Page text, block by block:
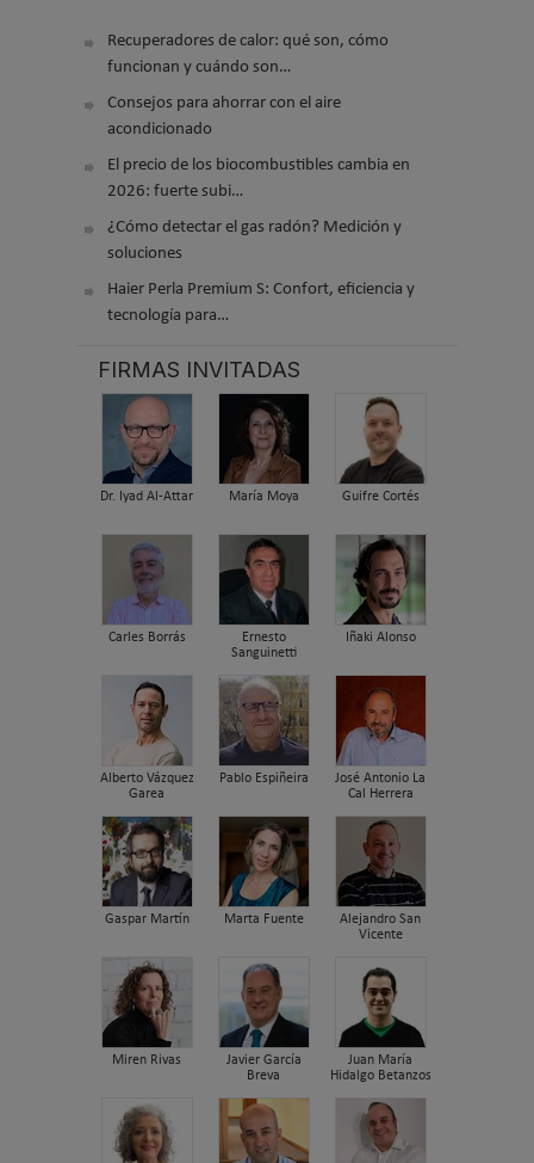
Recuperadores de calor: qué son, cómo
funcionan y cuándo son…
Consejos para ahorrar con el aire
acondicionado
El precio de los biocombustibles cambia en
2026: fuerte subi…
¿Cómo detectar el gas radón? Medición y
soluciones
Haier Perla Premium S: Confort, eficiencia y
tecnología para…
FIRMAS INVITADAS
Dr. Iyad Al-Attar María Moya Guifre Cortés
Carles Borrás
Ernesto
Sanguinetti
Iñaki Alonso
Alberto Vázquez
Garea
Pablo Espiñeira
José Antonio La
Cal Herrera
Gaspar Martín Marta Fuente
Alejandro San
Vicente
Miren Rivas
Javier García
Breva
Juan María
Hidalgo Betanzos